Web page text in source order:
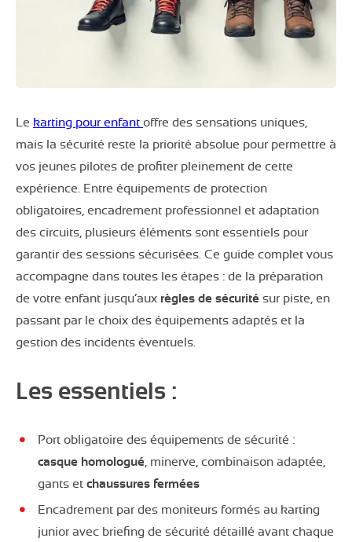
Le karting pour enfant offre des sensations uniques,
mais la sécurité reste la priorité absolue pour permettre à
vos jeunes pilotes de profiter pleinement de cette
expérience. Entre équipements de protection
obligatoires, encadrement professionnel et adaptation
des circuits, plusieurs éléments sont essentiels pour
garantir des sessions sécurisées. Ce guide complet vous
accompagne dans toutes les étapes : de la préparation
de votre enfant jusqu’aux règles de sécurité sur piste, en
passant par le choix des équipements adaptés et la
gestion des incidents éventuels.
Les essentiels :
Port obligatoire des équipements de sécurité :
casque homologué, minerve, combinaison adaptée,
gants et chaussures fermées
Encadrement par des moniteurs formés au karting
junior avec briefing de sécurité détaillé avant chaque